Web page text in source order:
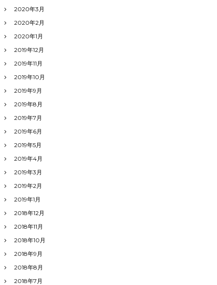
2020年3月
2020年2月
2020年1月
2019年12月
2019年11月
2019年10月
2019年9月
2019年8月
2019年7月
2019年6月
2019年5月
2019年4月
2019年3月
2019年2月
2019年1月
2018年12月
2018年11月
2018年10月
2018年9月
2018年8月
2018年7月